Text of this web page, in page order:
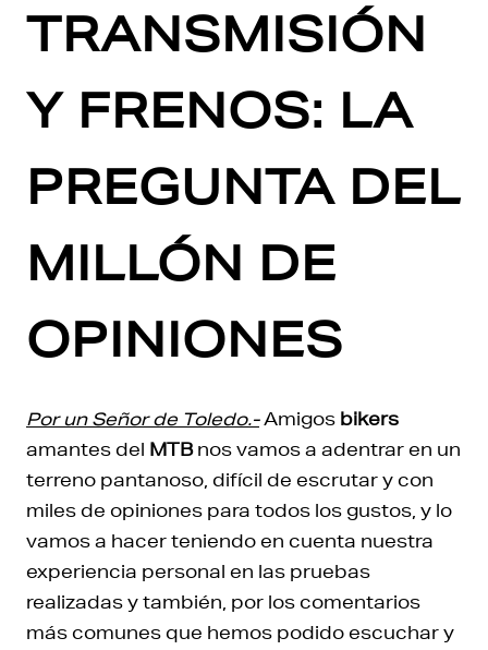
TRANSMISIÓN
Y FRENOS: LA
PREGUNTA DEL
MILLÓN DE
OPINIONES
Por un Señor de Toledo.-Amigos bikers
amantes del MTBnos vamos a adentrar en un
terreno pantanoso, difícil de escrutar y con
miles de opiniones para todos los gustos, y lo
vamos a hacer teniendo en cuenta nuestra
experiencia personal en las pruebas
realizadas y también, por los comentarios
más comunes que hemos podido escuchar y